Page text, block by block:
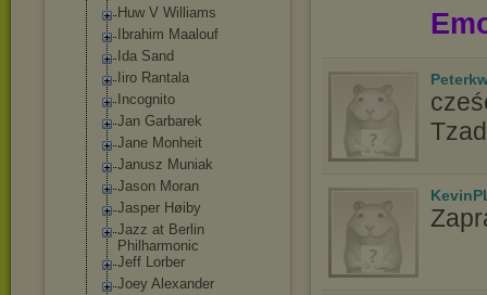
Huw V Williams
Ibrahim Maalouf
Ida Sand
Iiro Rantala
Incognito
Jan Garbarek
Jane Monheit
Janusz Muniak
Jason Moran
Jasper Høiby
Jazz at Berlin
Philharmonic
Jeff Lorber
Joey Alexander